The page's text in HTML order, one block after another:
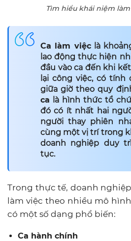
Tìm hiểu khái niệm
Ca làm việclà
lao động thực hiện
đầu vào ca đến khi
lại công việc, có
giữa giờ theo quy
ca là hình thức tổ
đó có ít nhất hai
người thay phiên
cùng một vị trí trong
doanh nghiệp duy
tục.
Trong thực tế, doanh
làm việc theo nhiều mô
có một số dạng phổ biến:
Ca hành chính